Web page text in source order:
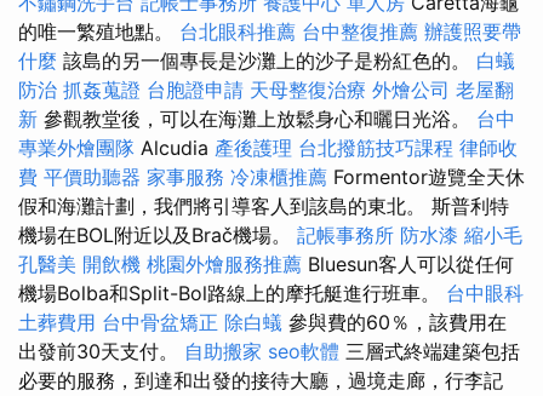
的唯一繁殖地點。 台北眼科推薦 台中整復推薦 辦護照要帶
什麼 該島的另一個專長是沙灘上的沙子是粉紅色的。 白蟻
防治 抓姦蒐證 台胞證申請 天母整復治療 外燴公司 老屋翻
新 參觀教堂後，可以在海灘上放鬆身心和曬日光浴。 台中
專業外燴團隊 Alcudia 產後護理 台北撥筋技巧課程 律師收
費 平價助聽器 家事服務 冷凍櫃推薦 Formentor遊覽全天休
假和海灘計劃，我們將引導客人到該島的東北。 斯普利特
機場在BOL附近以及Brač機場。 記帳事務所 防水漆 縮小毛
孔醫美 開飲機 桃園外燴服務推薦 Bluesun客人可以從任何
機場Bolba和Split-Bol路線上的摩托艇進行班車。 台中眼科
土葬費用 台中骨盆矯正 除白蟻 參與費的60％，該費用在
出發前30天支付。 自助搬家 seo軟體 三層式終端建築包括
必要的服務，到達和出發的接待大廳，過境走廊，行李記